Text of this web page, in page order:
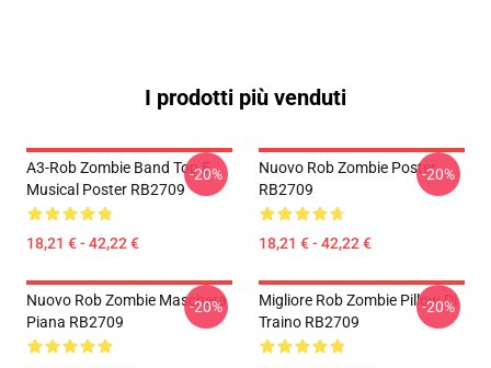
I prodotti più venduti
A3-Rob Zombie Band Top E
Musical Poster RB2709
18,21 € - 42,22 €
-20%
Nuovo Rob Zombie Poster
RB2709
18,21 € - 42,22 €
-20%
Nuovo Rob Zombie Maschera
Piana RB2709
-20%
Migliore Rob Zombie Pillow Di
Traino RB2709
-20%